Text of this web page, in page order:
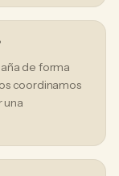
de forma
coordinamos
una